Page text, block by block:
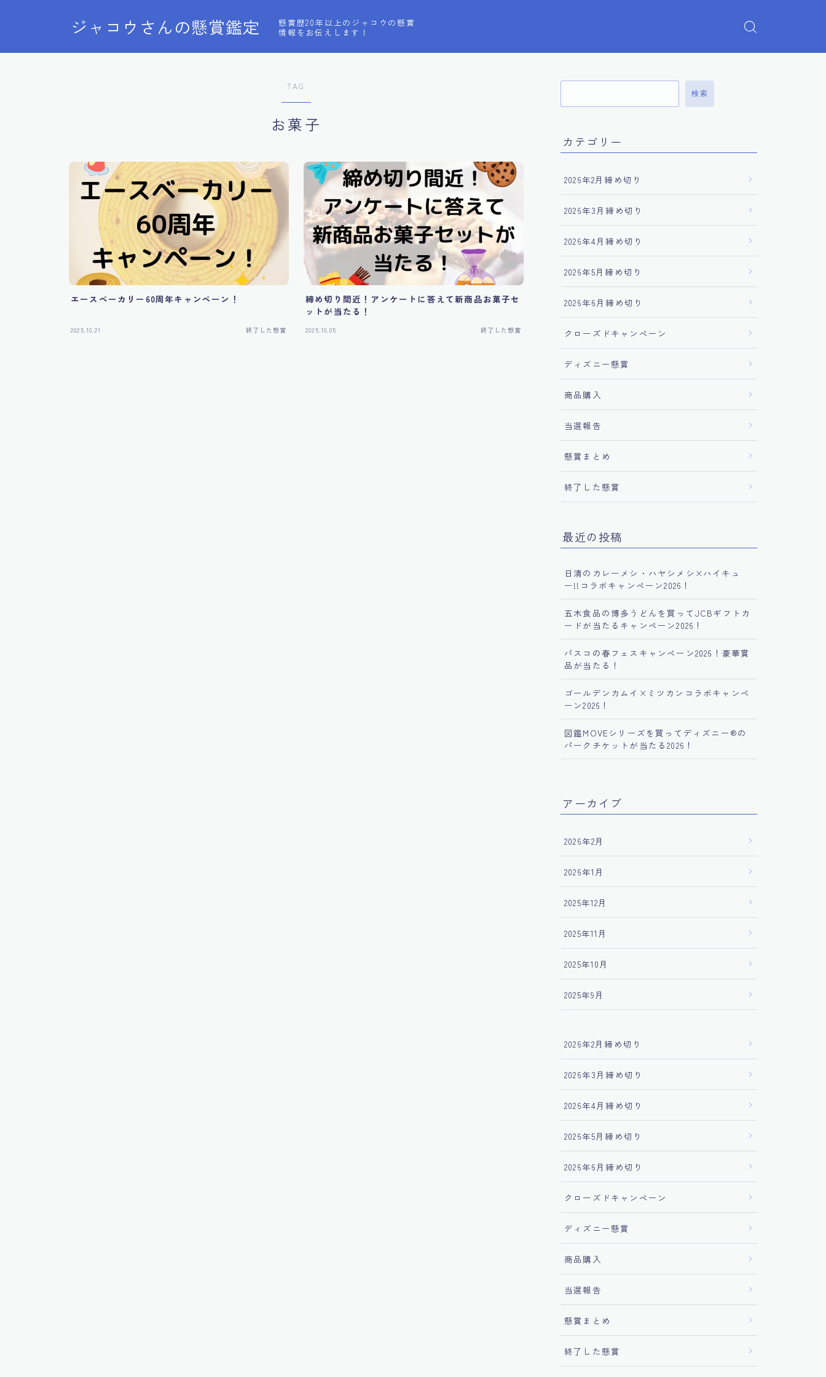
ジャコウさんの懸賞鑑定
懸賞歴20年以上のジャコウの懸賞
情報をお伝えします！
TAG
お菓子
エースベーカリー60周年キャンペーン！
2025.10.21 終了した懸賞
締め切り間近！アンケートに答えて新商品お菓子セ
ットが当たる！
2025.10.05 終了した懸賞
検索
カテゴリー
2026年2月締め切り
2026年3月締め切り
2026年4月締め切り
2026年5月締め切り
2026年6月締め切り
クローズドキャンペーン
ディズニー懸賞
商品購入
当選報告
懸賞まとめ
終了した懸賞
最近の投稿
日清のカレーメシ・ハヤシメシ×ハイキュ
ー!!コラボキャンペーン2026！
五木食品の博多うどんを買ってJCBギフトカ
ードが当たるキャンペーン2026！
パスコの春フェスキャンペーン2026！豪華賞
品が当たる！
ゴールデンカムイ×ミツカンコラボキャンペ
ーン2026！
図鑑MOVEシリーズを買ってディズニー®︎の
パークチケットが当たる2026！
アーカイブ
2026年2月
2026年1月
2025年12月
2025年11月
2025年10月
2025年9月
2026年2月締め切り
2026年3月締め切り
2026年4月締め切り
2026年5月締め切り
2026年6月締め切り
クローズドキャンペーン
ディズニー懸賞
商品購入
当選報告
懸賞まとめ
終了した懸賞